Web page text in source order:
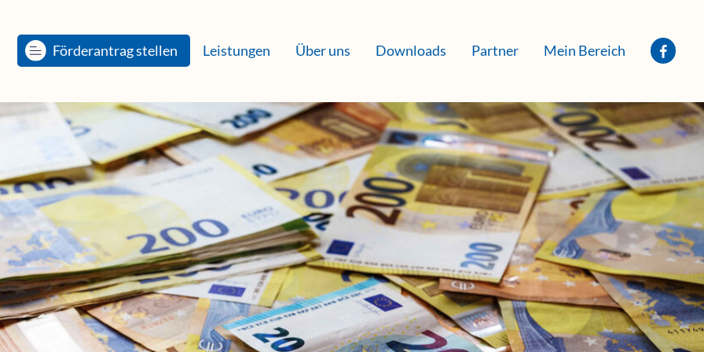
Förderantrag stellen Leistungen Über uns Downloads Partner Mein Bereich